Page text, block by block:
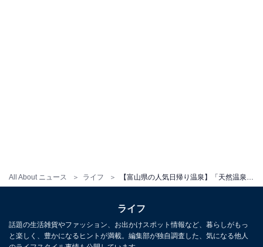
All About ニュース ライフ
宿泊：不可（営業時間が10:00〜23:00であり、深夜は閉
館するため日帰り利用のみとなっています）
ライフ
話題の生活雑貨やファッション、お出かけスポット情報など、暮らしがもっ
と楽しく、豊かになるヒントが満載。編集部が独自調査した、気になる他人